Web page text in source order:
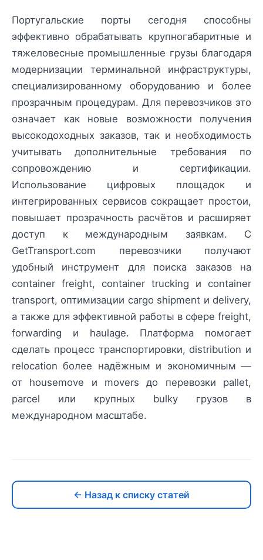
Португальские порты сегодня способны
эффективно обрабатывать крупногабаритные и
тяжеловесные промышленные грузы благодаря
модернизации терминальной инфраструктуры,
специализированному оборудованию и более
прозрачным процедурам. Для перевозчиков это
означает как новые возможности получения
высокодоходных заказов, так и необходимость
учитывать дополнительные требования по
сопровождению и сертификации.
Использование цифровых площадок и
интегрированных сервисов сокращает простои,
повышает прозрачность расчётов и расширяет
доступ к международным заявкам. С
GetTransport.com перевозчики получают
удобный инструмент для поиска заказов на
container freight, container trucking и container
transport, оптимизации cargo shipment и delivery,
а также для эффективной работы в сфере freight,
forwarding и haulage. Платформа помогает
сделать процесс транспортировки, distribution и
relocation более надёжным и экономичным —
от housemove и movers до перевозки pallet,
parcel или крупных bulky грузов в
международном масштабе.
← Назад к списку статей